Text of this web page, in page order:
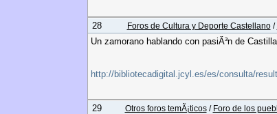
28 Foros de Cultura y Deporte Castellano/
Un zamorano hablando con pasiÃ³n de
http://bibliotecadigital.jcyl.es/es/consulta/
29 Otros foros temÃ¡ticos/ Foro de los